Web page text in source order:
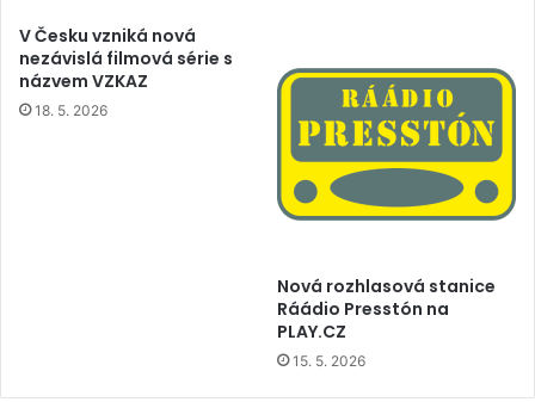
V Česku vzniká nová
nezávislá filmová série s
názvem VZKAZ
18. 5. 2026
Nová rozhlasová stanice
Ráádio Presstón na
PLAY.CZ
15. 5. 2026